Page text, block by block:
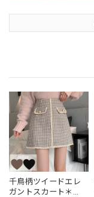
千鳥柄ツイードエレ
ガントスカート＊